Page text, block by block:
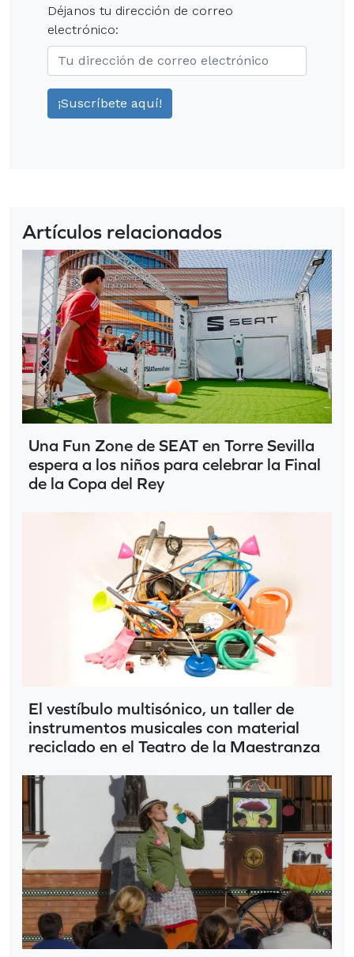
Déjanos tu dirección de correo
electrónico:
Artículos relacionados
Una Fun Zone de SEAT en Torre Sevilla
espera a los niños para celebrar la Final
de la Copa del Rey
El vestíbulo multisónico, un taller de
instrumentos musicales con material
reciclado en el Teatro de la Maestranza